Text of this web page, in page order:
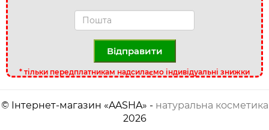
Відправити
* тільки передплатникам надсилаємо індивідуальні знижки
© Інтернет-магазин «AASHA» - натуральна косметика
2026